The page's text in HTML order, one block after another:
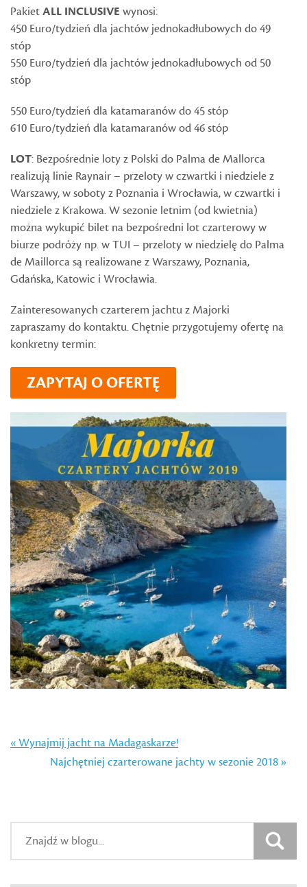
PakietALL INCLUSIVEwynosi:
450 Euro/tydzień dla jachtów jednokadłubowych do 49
stóp
550 Euro/tydzień dla jachtów jednokadłubowych od 50
stóp
550 Euro/tydzień dla katamaranów do 45 stóp
610 Euro/tydzień dla katamaranów od 46 stóp
LOT: Bezpośrednie loty z Polski do Palma de Mallorca
realizują linie Raynair – przeloty w czwartki i niedziele z
Warszawy, w soboty z Poznania i Wrocławia, w czwartki i
niedziele z Krakowa. W sezonie letnim (od kwietnia)
można wykupić bilet na bezpośredni lot czarterowy w
biurze podróży np. w TUI – przeloty w niedzielę do Palma
de Maillorca są realizowane z Warszawy, Poznania,
Gdańska, Katowic i Wrocławia.
Zainteresowanych czarterem jachtu z Majorki
zapraszamy do kontaktu. Chętnie przygotujemy ofertę na
konkretny termin:
ZAPYTAJ O OFERTĘ
« Wynajmij jacht na Madagaskarze!
Najchętniej czarterowane jachty w sezonie 2018 »